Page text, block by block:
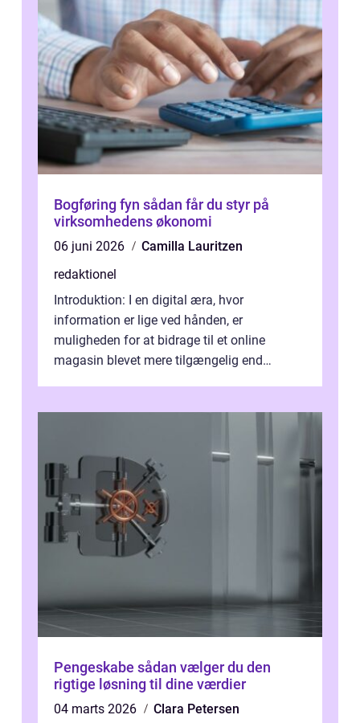
Bogføring fyn sådan får du styr på
virksomhedens økonomi
06 juni 2026
Camilla Lauritzen
redaktionel
Introduktion: I en digital æra, hvor
information er lige ved hånden, er
muligheden for at bidrage til et online
magasin blevet mere tilgængelig end
Pengeskabe sådan vælger du den
rigtige løsning til dine værdier
04 marts 2026 Clara Petersen